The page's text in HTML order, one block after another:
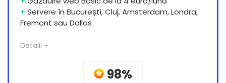
+ Servere în București, Cluj, Amsterdam, Londra,
Fremont sau Dallas
Detalii +
98%